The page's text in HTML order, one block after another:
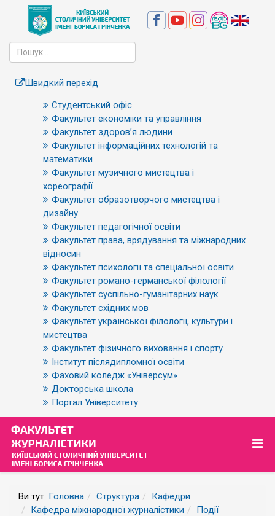
Швидкий перехід
Студентський офіс
Факультет економіки та управління
Факультет здоров’я людини
Факультет інформаційних технологій та
математики
Факультет музичного мистецтва і
хореографії
Факультет образотворчого мистецтва і
дизайну
Факультет педагогічної освіти
Факультет права, врядування та міжнародних
відносин
Факультет психології та спеціальної освіти
Факультет романо-германської філології
Факультет суспільно-гуманітарних наук
Факультет східних мов
Факультет української філології, культури і
мистецтва
Факультет фізичного виховання і спорту
Інститут післядипломної освіти
Фаховий коледж «Універсум»
Докторська школа
Портал Університету
Ви тут: Головна Структура
Кафедри
Кафедра міжнародної журналістики
Події